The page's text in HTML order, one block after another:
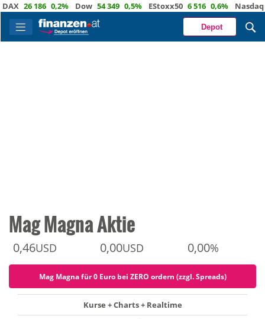
26 186 0,2% Dow 54 349 0,5% EStoxx50 6 516 0,6% Nasdaq 29
Depot
Mag Magna Aktie
0,46USD 0,00USD 0,00%
Mag Magna für 0 Euro bei ZERO ordern (zzgl. Spreads)
Kurse + Charts + Realtime